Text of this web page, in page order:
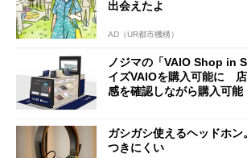
出会えたよ
AD（UR都市機構）
ノジマの「VAIO Shop in
イズVAIOを購入可能に
感を確認しながら購入可能
ガシガシ使えるヘッドホ
つきにくい